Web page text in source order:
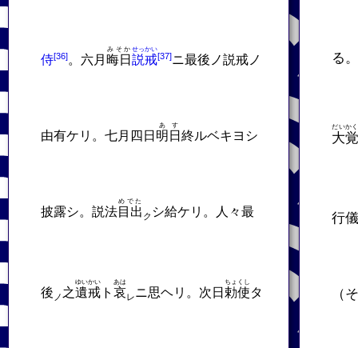
侍 。六月 晦日
みそか
説戒
せっかい
ニ最後ノ説戒ノ
由有ケリ。七月四日 明日
あす
終ルベキヨシ
披露シ。説法目出
めでた
ク シ給ケリ。人々最
後 ノ 之遺戒
ゆいかい
ト 哀
あは
レニ思ヘリ。次日 勅使
ちょくし
タ
る
大覚
だいかく
行
（